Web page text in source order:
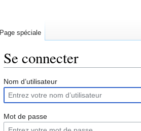
Se connecter
Aller
la
navigation
Aller
la
recherche
Nom d’utilisateur
Mot de passe
Page spéciale